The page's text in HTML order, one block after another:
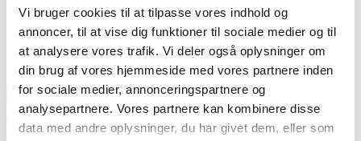
Vi bruger cookies til at tilpasse vores indhold og
annoncer, til at vise dig funktioner til sociale medier og til
at analysere vores trafik. Vi deler også oplysninger om
din brug af vores hjemmeside med vores partnere inden
for sociale medier, annonceringspartnere og
analysepartnere. Vores partnere kan kombinere disse
data med andre oplysninger, du har givet dem, eller som
FADB
FADB’s dåbsattest
Dåbsa – 1
Træk og slip